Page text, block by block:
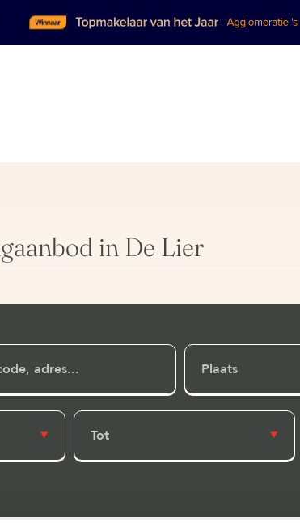
in De Lier
Plaats
Tot